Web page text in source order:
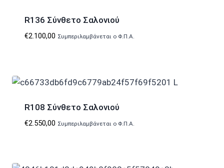
R136 Σύνθετο Σαλονιού
€2.100,00 Συμπεριλαμβάνεται ο Φ.Π.Α.
R108 Σύνθετο Σαλονιού
€2.550,00 Συμπεριλαμβάνεται ο Φ.Π.Α.